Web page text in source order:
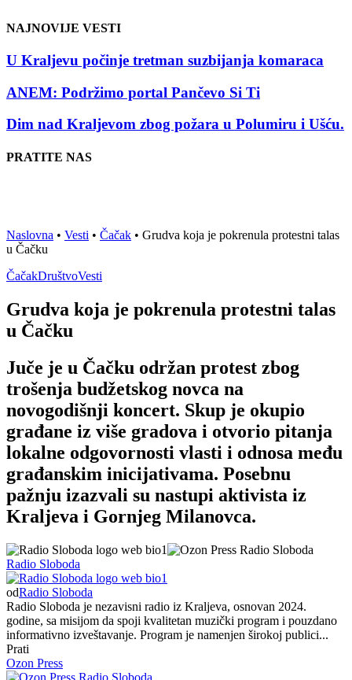
NAJNOVIJE VESTI
U Kraljevu počinje tretman suzbijanja komaraca
ANEM: Podržimo portal Pančevo Si Ti
Dim nad Kraljevom zbog požara u Polumiru i Ušću.
PRATITE NAS
Naslovna • Vesti • Čačak • Grudva koja je pokrenula protestni talas
u Čačku
ČačakDruštvoVesti
Grudva koja je pokrenula protestni talas
u Čačku
Juče je u Čačku održan protest zbog
trošenja budžetskog novca na
novogodišnji koncert. Skup je okupio
građane iz više gradova i otvorio pitanja
lokalne odgovornosti vlasti i odnosa među
građanskim inicijativama. Posebnu
pažnju izazvali su nastupi aktivista iz
Kraljeva i Gornjeg Milanovca.
Radio Sloboda
odRadio Sloboda
Radio Sloboda je nezavisni radio iz Kraljeva, osnovan 2024.
godine, sa misijom da spoji kvalitetan muzički program i pouzdano
informativno izveštavanje. Program je namenjen širokoj publici...
Prati
Ozon Press